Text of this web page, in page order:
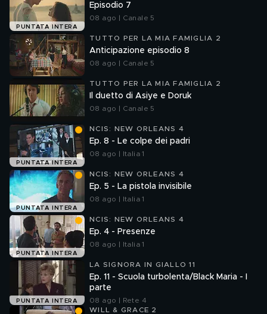
PUNTATA INTERA
Episodio 7
08 ago | Canale 5
TUTTO PER LA MIA FAMIGLIA 2
Anticipazione episodio 8
08 ago | Canale 5
TUTTO PER LA MIA FAMIGLIA 2
Il duetto di Asiye e Doruk
08 ago | Canale 5
PUNTATA INTERA
NCIS: NEW ORLEANS 4
Ep. 8 - Le colpe dei padri
08 ago | Italia 1
PUNTATA INTERA
NCIS: NEW ORLEANS 4
Ep. 5 - La pistola invisibile
08 ago | Italia 1
PUNTATA INTERA
NCIS: NEW ORLEANS 4
Ep. 4 - Presenze
08 ago | Italia 1
PUNTATA INTERA
LA SIGNORA IN GIALLO 11
Ep. 11 - Scuola turbolenta/Black Maria - I
parte
08 ago | Rete 4
WILL & GRACE 2